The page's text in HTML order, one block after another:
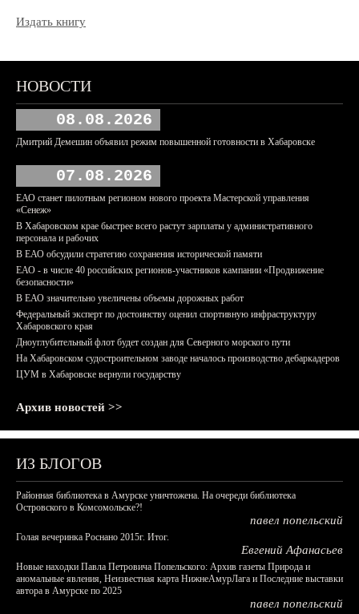
Издать книгу
НОВОСТИ
08.08.2026
Дмитрий Демешин объявил режим повышенной готовности в Хабаровске
07.08.2026
ЕАО станет пилотным регионом нового проекта Мастерской управления
«Сенеж»
В Хабаровском крае быстрее всего растут зарплаты у административного
персонала и рабочих
В ЕАО обсудили стратегию сохранения исторической памяти
ЕАО - в числе 40 российских регионов-участников кампании «Продвижение
безопасности»
В ЕАО значительно увеличены объемы дорожных работ
Федеральный эксперт по достоинству оценил спортивную инфраструктуру
Хабаровского края
Дноуглубительный флот будет создан для Северного морского пути
На Хабаровском судостроительном заводе началось производство дебаркадеров
ЦУМ в Хабаровске вернули государству
Архив новостей >>
ИЗ БЛОГОВ
Районная библиотека в Амурске уничтожена. На очереди библиотека
Островского в Комсомольске?!
павел попельский
Голая вечеринка Роснано 2015г. Итог.
Евгений Афанасьев
Новые находки Павла Петровича Попельского: Архив газеты Природа и
аномальные явления, Неизвестная карта НижнеАмурЛага и Последние выставки
автора в Амурске по 2025
павел попельский